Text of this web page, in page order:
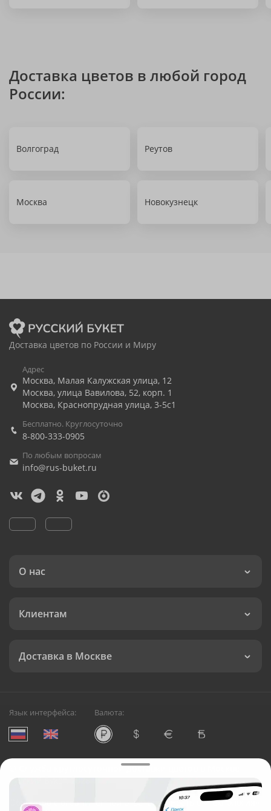
Доставка цветов в любой город
России:
Волгоград Реутов
Москва Новокузнецк
Доставка цветов по России и Миру
Адрес
Москва, Малая Калужская улица, 12
Москва, улица Вавилова, 52, корп. 1
Москва, Краснопрудная улица, 3-5с1
Бесплатно. Круглосуточно
8-800-333-0905
По любым вопросам
info@rus-buket.ru
О нас
Клиентам
Доставка в Москве
Язык интерфейса: Валюта:
Служба круглосуточной доставки цветов в Москве
Русский Букет, 2026
Общество с ограниченной ответственностью «Технология»